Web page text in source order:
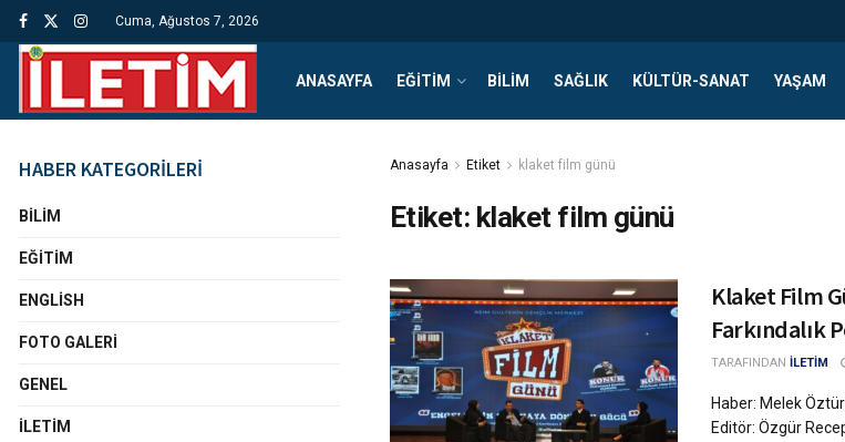
Cuma, Ağustos 7, 2026
ANASAYFA EĞITIM BILIM SAĞLIK KÜLTÜR-SANAT YAŞAM
Anasayfa Etiket klaket film günü
Etiket: klaket film günü
Klaket Film
Farkındalık
TARAFINDAN İLETİM
Haber: Melek
Editör: Özgür
HABER KATEGORİLERİ
BILIM
EĞITIM
ENGLISH
FOTO GALERI
GENEL
İLETIM